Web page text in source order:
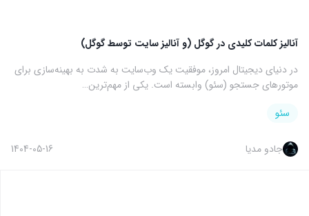
آنالیز کلمات کلیدی در گوگل (و آنالیز سایت توسط گوگل)
در دنیای دیجیتال امروز، موفقیت یک وب‌سایت به شدت به بهینه‌سازی برای
موتورهای جستجو (سئو) وابسته است. یکی از مهم‌ترین…
سئو
جادو مدیا 1404-05-16